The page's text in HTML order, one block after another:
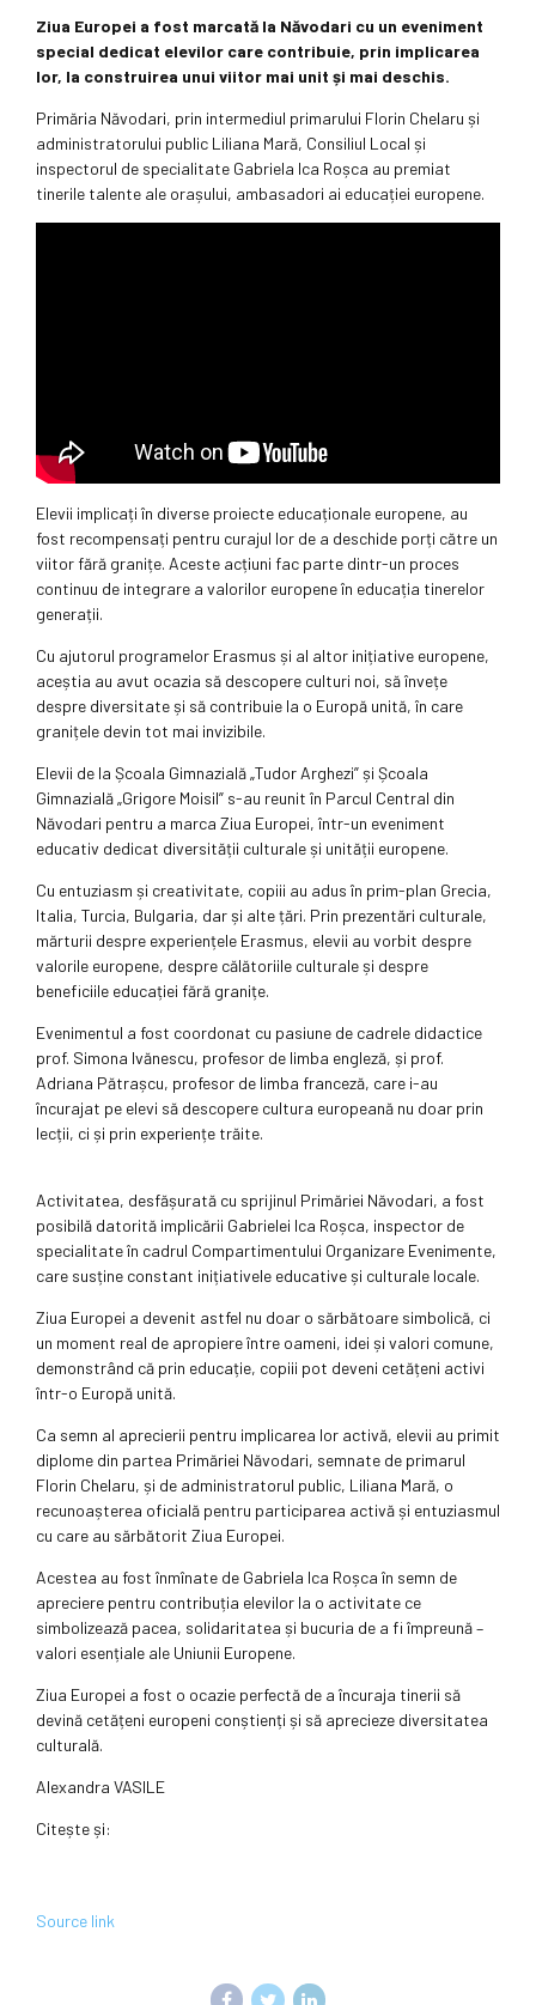
Ziua Europei a fost marcată la Năvodari cu un eveniment
special dedicat elevilor care contribuie, prin implicarea
lor, la construirea unui viitor mai unit și mai deschis.
Primăria Năvodari, prin intermediul primarului Florin Chelaru și
administratorului public Liliana Mară, Consiliul Local și
inspectorul de specialitate Gabriela Ica Roșca au premiat
tinerile talente ale orașului, ambasadori ai educației europene.
Elevii implicați în diverse proiecte educaționale europene, au
fost recompensați pentru curajul lor de a deschide porți către un
viitor fără granițe. Aceste acțiuni fac parte dintr-un proces
continuu de integrare a valorilor europene în educația tinerelor
generații.
Cu ajutorul programelor Erasmus și al altor inițiative europene,
aceștia au avut ocazia să descopere culturi noi, să învețe
despre diversitate și să contribuie la o Europă unită, în care
granițele devin tot mai invizibile.
Elevii de la Școala Gimnazială „Tudor Arghezi” și Școala
Gimnazială „Grigore Moisil” s-au reunit în Parcul Central din
Năvodari pentru a marca Ziua Europei, într-un eveniment
educativ dedicat diversității culturale și unității europene.
Cu entuziasm și creativitate, copiii au adus în prim-plan Grecia,
Italia, Turcia, Bulgaria, dar și alte țări. Prin prezentări culturale,
mărturii despre experiențele Erasmus, elevii au vorbit despre
valorile europene, despre călătoriile culturale și despre
beneficiile educației fără granițe.
Evenimentul a fost coordonat cu pasiune de cadrele didactice
prof. Simona Ivănescu, profesor de limba engleză, și prof.
Adriana Pătrașcu, profesor de limba franceză, care i-au
încurajat pe elevi să descopere cultura europeană nu doar prin
lecții, ci și prin experiențe trăite.
Activitatea, desfășurată cu sprijinul Primăriei Năvodari, a fost
posibilă datorită implicării Gabrielei Ica Roșca, inspector de
specialitate în cadrul Compartimentului Organizare Evenimente,
care susține constant inițiativele educative și culturale locale.
Ziua Europei a devenit astfel nu doar o sărbătoare simbolică, ci
un moment real de apropiere între oameni, idei și valori comune,
demonstrând că prin educație, copiii pot deveni cetățeni activi
într-o Europă unită.
Ca semn al aprecierii pentru implicarea lor activă, elevii au primit
diplome din partea Primăriei Năvodari, semnate de primarul
Florin Chelaru, și de administratorul public, Liliana Mară, o
recunoașterea oficială pentru participarea activă și entuziasmul
cu care au sărbătorit Ziua Europei.
Acestea au fost înmînate de Gabriela Ica Roșca în semn de
apreciere pentru contribuția elevilor la o activitate ce
simbolizează pacea, solidaritatea și bucuria de a fi împreună –
valori esențiale ale Uniunii Europene.
Ziua Europei a fost o ocazie perfectă de a încuraja tinerii să
devină cetățeni europeni conștienți și să aprecieze diversitatea
culturală.
Alexandra VASILE
Citește și:
Source link